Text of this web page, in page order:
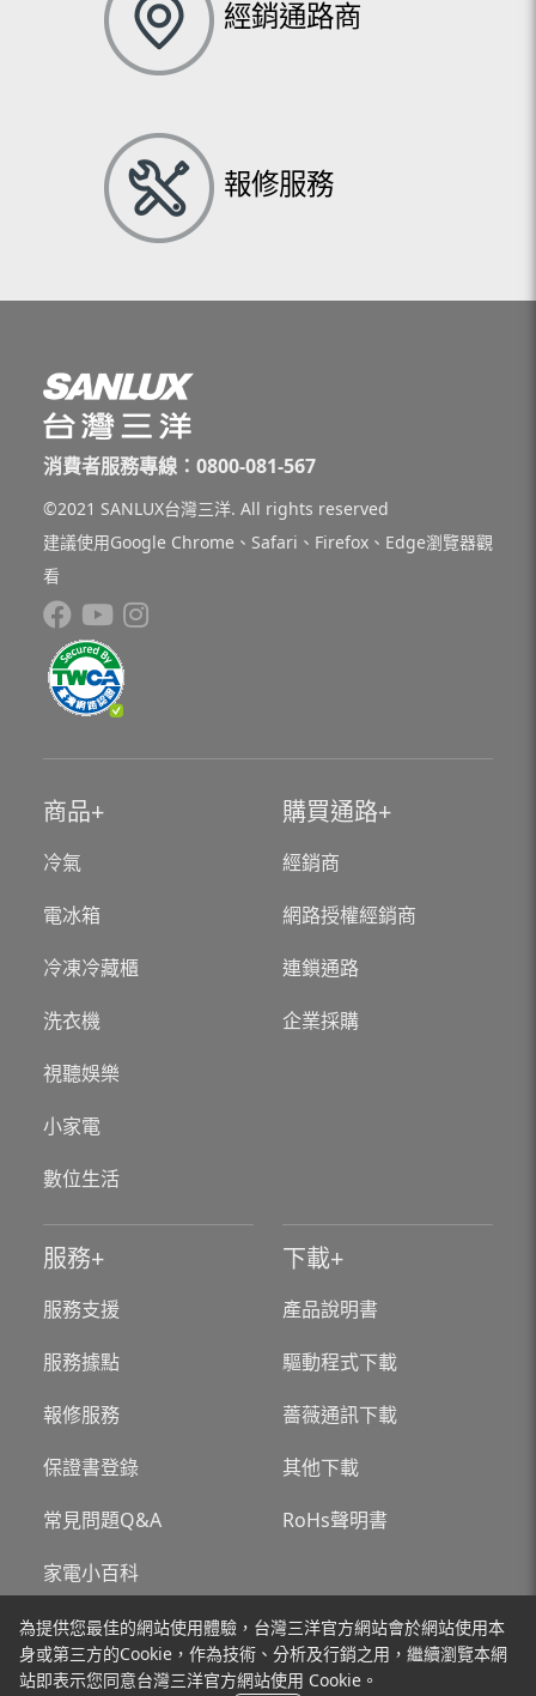
經銷通路商
報修服務
為提供您最佳的網站使用體驗，台灣三洋官方網站會於網站使用本
身或第三方的Cookie，作為技術、分析及行銷之用，繼續瀏覽本網
站即表示您同意台灣三洋官方網站使用 Cookie。
消費者服務專線：0800-081-567
©2021 SANLUX台灣三洋. All rights reserved
建議使用Google Chrome、Safari、Firefox、Edge瀏覽器觀
看
商品
冷氣
電冰箱
冷凍冷藏櫃
洗衣機
視聽娛樂
小家電
數位生活
購買通路
經銷商
網路授權經銷商
連鎖通路
企業採購
服務
服務支援
服務據點
報修服務
保證書登錄
常見問題Q&A
家電小百科
下載
產品說明書
驅動程式下載
薔薇通訊下載
其他下載
RoHs聲明書
關於台灣三洋 新聞